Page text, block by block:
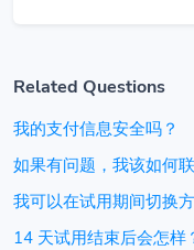
Related Questions
我的支付信息安全吗？
如果有问题，我该如何
我可以在试用期间切换
14 天试用结束后会怎样